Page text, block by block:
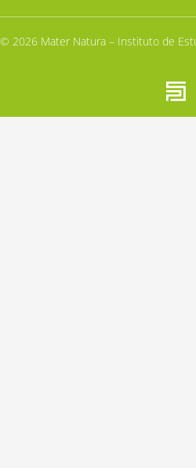
© 2026 Mater Natura – Instituto de